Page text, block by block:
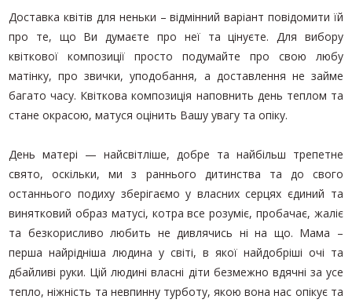
БУКЕТИ ПОЗИТИВНИХ
ЕМОЦІЙ
БУКЕТИ ПОПЕРЕДНЬОГО
ЗАМОВЛЕННЯ
ВІТАЛЬНІ БУКЕТИ
ДОДАТКИ ДО БУКЕТІВ
ЗИМОВІ БУКЕТИ
Доставка квітів для неньки – відмінний варіант повідомити їй
про те, що Ви думаєте про неї та цінуєте. Для вибору
квіткової композиції просто подумайте про свою любу
матінку, про звички, уподобання, а доставлення не займе
багато часу. Квіткова композиція наповнить день теплом та
стане окрасою, матуся оцінить Вашу увагу та опіку.
День матері — найсвітліше, добре та найбільш трепетне
свято, оскільки, ми з раннього дитинства та до свого
останнього подиху зберігаємо у власних серцях єдиний та
винятковий образ матусі, котра все розуміє, пробачає, жаліє
та безкорисливо любить не дивлячись ні на що. Мама –
перша найрідніша людина у світі, в якої найдобріші очі та
дбайливі руки. Цій людині власні діти безмежно вдячні за усе
тепло, ніжність та невпинну турботу, якою вона нас опікує та